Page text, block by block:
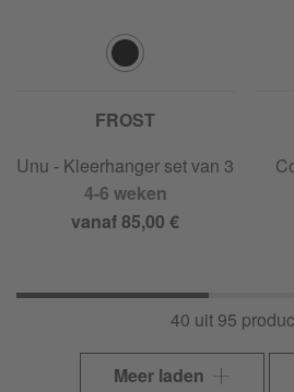
FROST
Unu - Kleerhanger set van 3
4-6 weken
vanaf 85,00 €
40 uit 95
Meer laden